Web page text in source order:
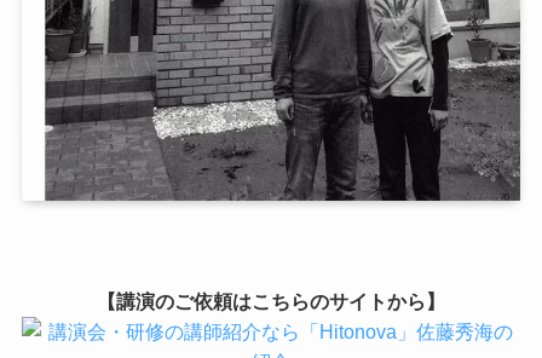
【講演のご依頼はこちらのサイトから】